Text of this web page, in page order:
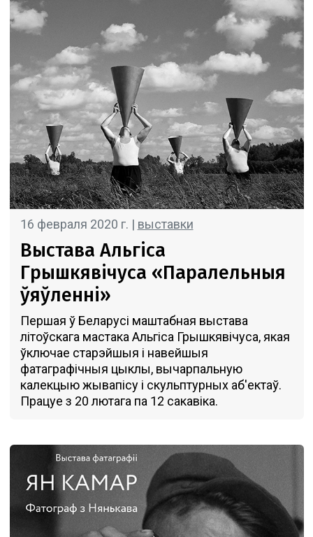
16 февраля 2020 г. | выставки
Выстава Альгіса
Грышкявічуса «Паралельныя
ўяўленні»
Першая ў Беларусі маштабная выстава
літоўскага мастака Альгіса Грышкявічуса, якая
ўключае старэйшыя і навейшыя
фатаграфічныя цыклы, вычарпальную
калекцыю жывапісу i скульптурных аб'ектаў.
Працуе з 20 лютага па 12 сакавіка.